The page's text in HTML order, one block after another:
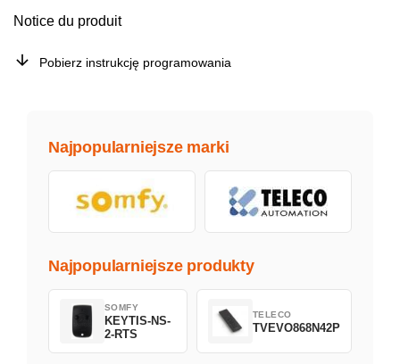
Notice du produit
Pobierz instrukcję programowania
Najpopularniejsze marki
Najpopularniejsze produkty
SOMFY
KEYTIS-NS-
2-RTS
TELECO
TVEVO868N42P